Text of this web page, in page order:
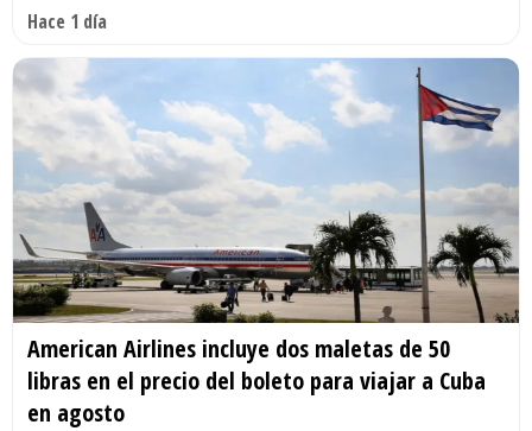
Hace 1 día
American Airlines incluye dos maletas de 50
libras en el precio del boleto para viajar a Cuba
en agosto